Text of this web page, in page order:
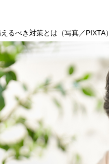
るべき対策とは（写真／PIXTA）